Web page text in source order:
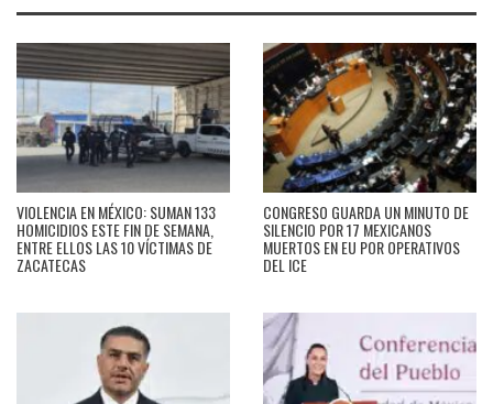
VIOLENCIA EN MÉXICO: SUMAN 133
HOMICIDIOS ESTE FIN DE SEMANA,
ENTRE ELLOS LAS 10 VÍCTIMAS DE
ZACATECAS
CONGRESO GUARDA UN MINUTO DE
SILENCIO POR 17 MEXICANOS
MUERTOS EN EU POR OPERATIVOS
DEL ICE